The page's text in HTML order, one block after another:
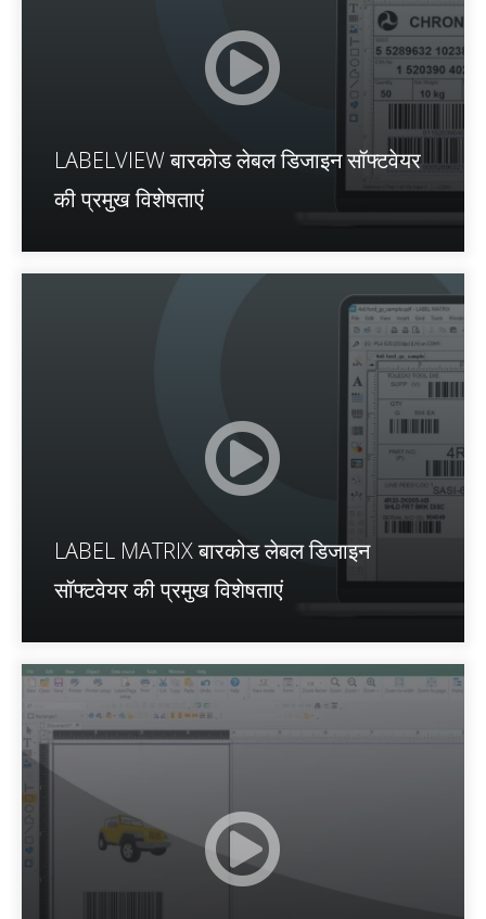
LABELVIEW बारकोड लेबल डिजाइन सॉफ्टवेयर
की प्रमुख विशेषताएं
LABEL MATRIX बारकोड लेबल डिजाइन
सॉफ्टवेयर की प्रमुख विशेषताएं